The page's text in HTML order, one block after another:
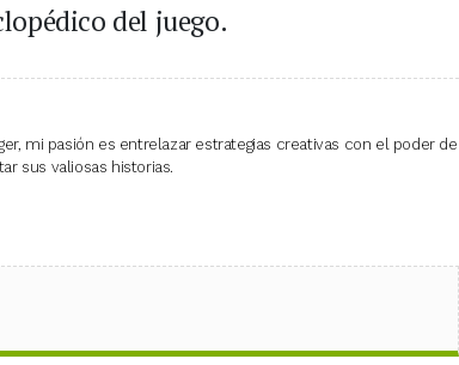
del juego.
mi pasión es entrelazar estrategias creativas con el poder de
sus valiosas historias.